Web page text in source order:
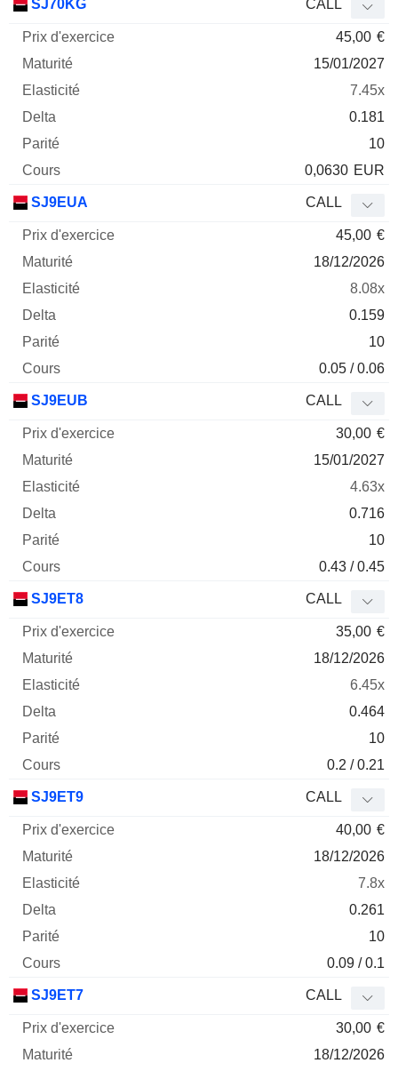
SJ70KG CALL
45,00 €
15/01/2027
7.45x
0.181
10
0,0630 EUR
SJ9EUA CALL
45,00 €
18/12/2026
8.08x
0.159
10
0.05 / 0.06
SJ9EUB CALL
30,00 €
15/01/2027
4.63x
0.716
10
0.43 / 0.45
SJ9ET8 CALL
35,00 €
18/12/2026
6.45x
0.464
10
0.2 / 0.21
SJ9ET9 CALL
40,00 €
18/12/2026
7.8x
0.261
10
0.09 / 0.1
SJ9ET7 CALL
30,00 €
18/12/2026